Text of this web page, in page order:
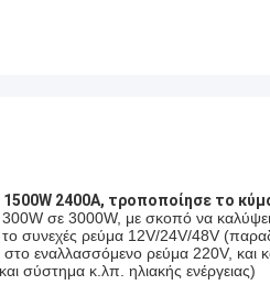
2400A, τροποποίησε το
σε 3000W, με σκοπό να καλύψει
συνεχές ρεύμα 12V/24V/48V
εναλλασσόμενο ρεύμα 220V, και
σύστημα κ.λπ. ηλιακής ενέργειας)